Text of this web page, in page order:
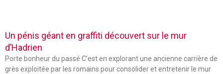
Un pénis géant en graffiti découvert sur le mur
d’Hadrien
Porte bonheur du passé C’est en explorant une ancienne carrière de
grès exploitée par les romains pour consolider et entretenir le mur